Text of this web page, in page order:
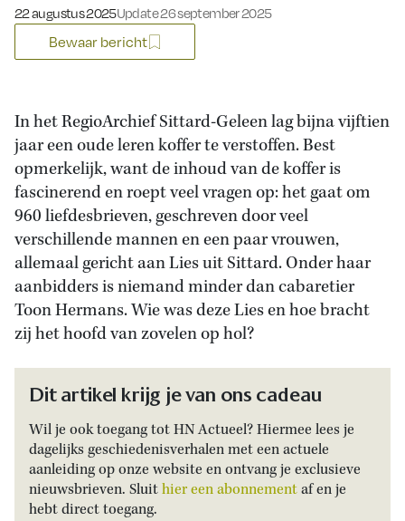
Gepubliceerd op:
22 augustus 2025Update 26 september 2025
Bewaar bericht
In het RegioArchief Sittard-Geleen lag bijna vijftien
jaar een oude leren koffer te verstoffen. Best
opmerkelijk, want de inhoud van de koffer is
fascinerend en roept veel vragen op: het gaat om
960 liefdesbrieven, geschreven door veel
verschillende mannen en een paar vrouwen,
allemaal gericht aan Lies uit Sittard. Onder haar
aanbidders is niemand minder dan cabaretier
Toon Hermans. Wie was deze Lies en hoe bracht
zij het hoofd van zovelen op hol?
Dit artikel krijg je van ons cadeau
Wil je ook toegang tot HN Actueel? Hiermee lees je
dagelijks geschiedenisverhalen met een actuele
aanleiding op onze website en ontvang je exclusieve
nieuwsbrieven. Sluithier een abonnementaf en je
hebt direct toegang.